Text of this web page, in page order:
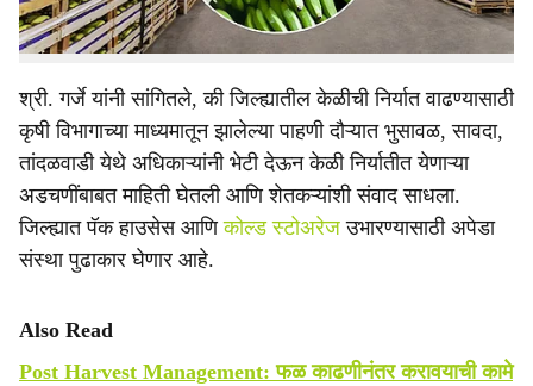
केंद्रीय पथकाच्या जळगाव दौऱ्याचे समन्वयक सतीश गर्जे यांनी दिली.
श्री. गर्जे यांनी सांगितले, की जिल्ह्यातील केळीची निर्यात वाढण्यासाठी
कृषी विभागाच्या माध्यमातून झालेल्या पाहणी दौऱ्यात भुसावळ, सावदा,
तांदळवाडी येथे अधिकाऱ्यांनी भेटी देऊन केळी निर्यातीत येणाऱ्या
अडचणींबाबत माहिती घेतली आणि शेतकऱ्यांशी संवाद साधला.
जिल्ह्यात पॅक हाउसेस आणिकोल्ड स्टोअरेजउभारण्यासाठी अपेडा
संस्था पुढाकार घेणार आहे.
Also Read
Post Harvest Management: फळ काढणीनंतर करावयाची कामे